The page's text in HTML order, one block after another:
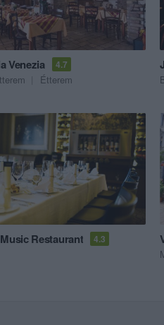
Venezia 4.7
Étterem
Restaurant 4.3